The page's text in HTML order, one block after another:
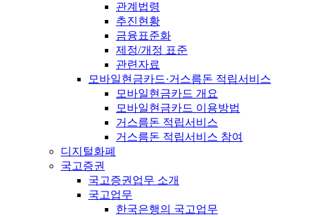
관계법령
추진현황
금융표준화
제정/개정 표준
관련자료
모바일현금카드·거스름돈 적립서비스
모바일현금카드 개요
모바일현금카드 이용방법
거스름돈 적립서비스
거스름돈 적립서비스 참여
디지털화폐
국고증권
국고증권업무 소개
국고업무
한국은행의 국고업무